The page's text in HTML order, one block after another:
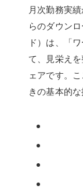
月次勤務実
らのダウン
ド）は、「
て、見栄え
ェアです。
きの基本的